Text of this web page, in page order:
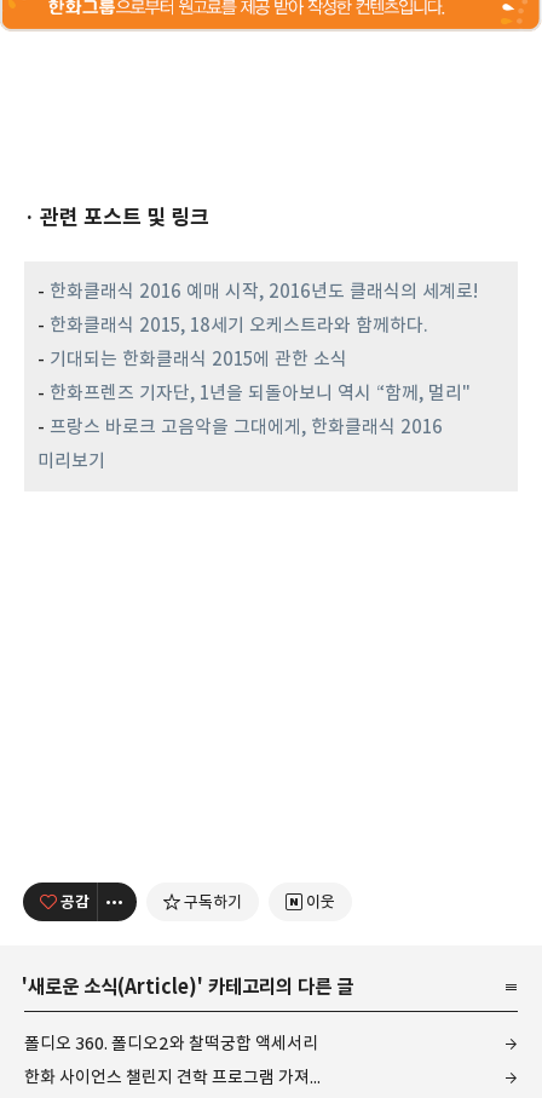
· 관련 포스트 및 링크
- 한화클래식 2016 예매 시작, 2016년도 클래식의 세계로!
- 한화클래식 2015, 18세기 오케스트라와 함께하다.
- 기대되는 한화클래식 2015에 관한 소식
- 한화프렌즈 기자단, 1년을 되돌아보니 역시 “함께, 멀리"
- 프랑스 바로크 고음악을 그대에게, 한화클래식 2016
미리보기
공감 구독하기 이웃
'새로운 소식(Article)' 카테고리의 다른 글
폴디오 360. 폴디오2와 찰떡궁합 액세서리
한화 사이언스 챌린지 견학 프로그램 가져...